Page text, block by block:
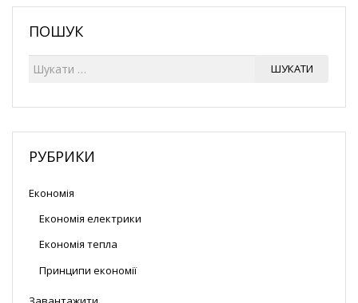
ПОШУК
Ш
а
ШУКАТИ
РУБРИКИ
Економія
Економія електрики
Економія тепла
Принципи економії